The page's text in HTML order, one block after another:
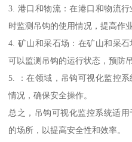
3. 港口和物流：在港口和物流
时监测吊钩的使用情况，提高作
4. 矿山和采石场：在矿山和采
可以监测吊钩的运行状态，预防
5. ：在领域，吊钩可视化监控
情况，确保安全操作。
总之，吊钩可视化监控系统适
的场所，以提高安全性和效率。